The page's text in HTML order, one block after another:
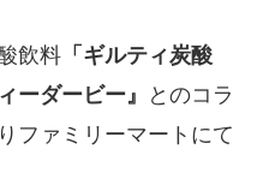
飲料 「ギルティ炭酸
ーダービー』 とのコラ
ファミリーマートにて